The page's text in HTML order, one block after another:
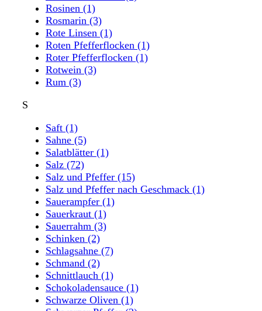
Rosinen (1)
Rosmarin (3)
Rote Linsen (1)
Roten Pfefferflocken (1)
Roter Pfefferflocken (1)
Rotwein (3)
Rum (3)
S
Saft (1)
Sahne (5)
Salatblätter (1)
Salz (72)
Salz und Pfeffer (15)
Salz und Pfeffer nach Geschmack (1)
Sauerampfer (1)
Sauerkraut (1)
Sauerrahm (3)
Schinken (2)
Schlagsahne (7)
Schmand (2)
Schnittlauch (1)
Schokoladensauce (1)
Schwarze Oliven (1)